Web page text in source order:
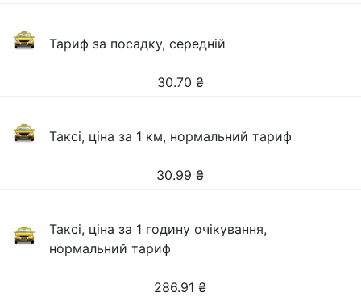
Тариф за посадку, середній
30.70 ₴
Таксі, ціна за 1 км, нормальний тариф
30.99 ₴
Таксі, ціна за 1 годину очікування,
нормальний тариф
286.91 ₴